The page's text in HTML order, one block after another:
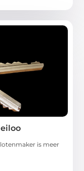
is meer